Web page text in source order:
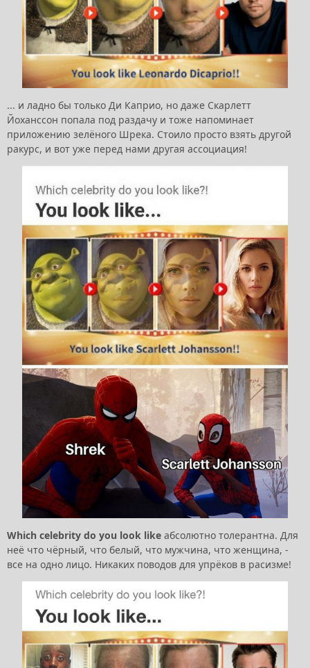
... и ладно бы только Ди Каприо, но даже Скарлетт
Йоханссон попала под раздачу и тоже напоминает
приложению зелёного Шрека. Стоило просто взять другой
ракурс, и вот уже перед нами другая ассоциация!
Which celebrity do you look like абсолютно толерантна. Для
неё что чёрный, что белый, что мужчина, что женщина, -
все на одно лицо. Никаких поводов для упрёков в расизме!